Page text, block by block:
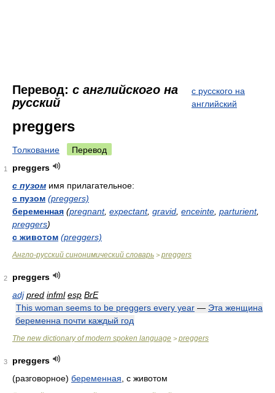
Перевод: с английского на
русский
с русского на
английский
preggers
Толкование Перевод
1
preggers
с пузом имя прилагательное:
с пузом (preggers)
беременная (pregnant, expectant, gravid enceinte parturient,
preggers)
с животом (preggers)
Англо-русский синонимический словарь > preggers
2
preggers
adj pred infml esp BrE
This woman seems to be preggers every year — Эта женщина
беременна почти каждый год
The new dictionary of modern spoken language > preggers
3
preggers
(разговорное) беременная , с животом